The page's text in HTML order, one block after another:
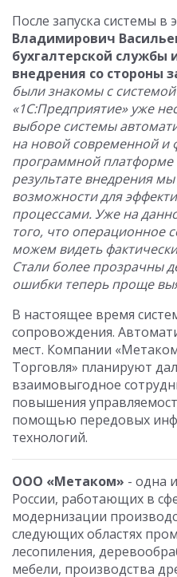
После запуска системы в
Владимирович
бухгалтерской службы
внедрения со стороны
были знакомы с
«1С:Предприятие» уже
выборе системы
на новой современной и
программной платформе
результате внедрения
возможности для
процессами. Уже на
того, что операционное
можем видеть
Стали более прозрачны
ошибки теперь проще
В настоящее время
сопровождения.
мест. Компании
Торговля» планируют
взаимовыгодное
повышения
помощью передовых
технологий.
ООО «Метаком» - одна
России, работающих в
модернизации
следующих областях
лесопиления,
мебели, производства